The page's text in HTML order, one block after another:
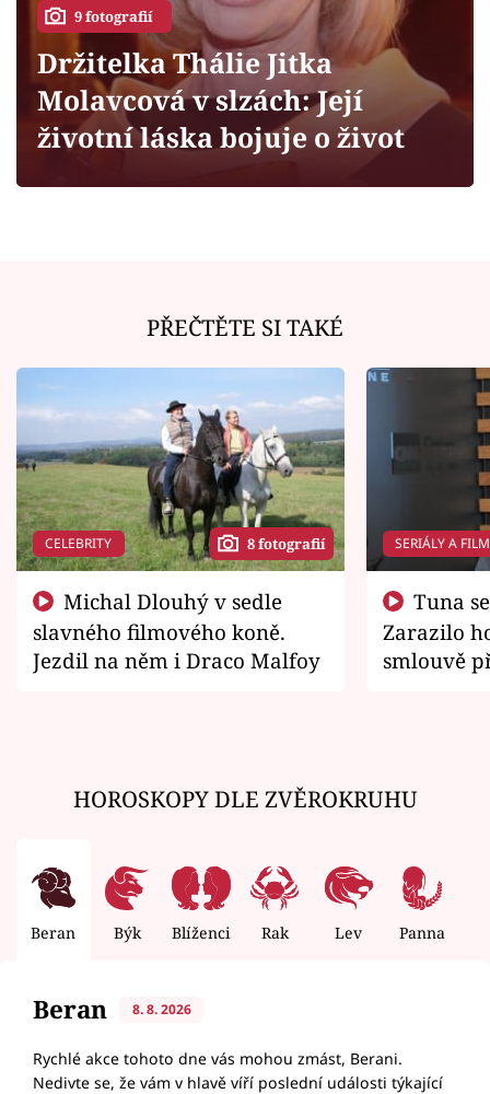
Sledujte prima+
Filmový festival Karlovy Vary
Sledujte nás
9 fotografií
Držitelka Thálie Jitka
Molavcová v slzách: Její
životní láska bojuje o život
PŘEČTĚTE SI TAKÉ
CELEBRITY 8 fotografií
slavného filmového koně.
Jezdil na něm i Draco Malfoy
SERIÁLY A
Zarazilo
smlouvě
HOROSKOPY DLE ZVĚROKRUHU
Beran Býk Blíženci Rak Lev Panna
Beran 8. 8. 2026
Rychlé akce tohoto dne vás mohou zmást, Berani.
Nedivte se, že vám v hlavě víří poslední události týkající